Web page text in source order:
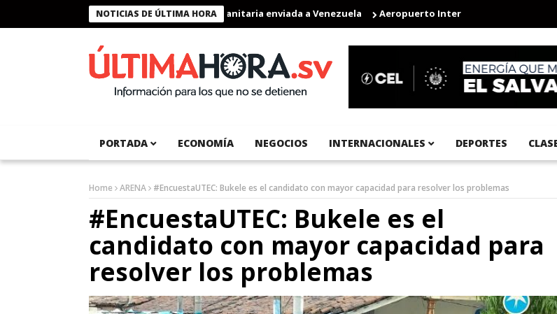
NOTICIAS DE ÚLTIMA HORA
condecora a miembros de la misión humanitaria enviada a Venezuela Aeropuerto Internacional del Pacífico
PORTADA ECONOMÍA NEGOCIOS INTERNACIONALES DEPORTES
Home ARENA #EncuestaUTEC: Bukele es el candidato con mayor capacidad para resolver los problemas
#EncuestaUTEC: Bukele es el
candidato con mayor capacidad para
resolver los problemas